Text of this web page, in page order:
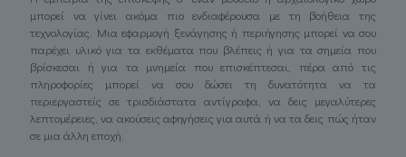
μπορεί να γίνει ακόμα πιο ενδιαφέρουσα με τη βοήθεια της
τεχνολογίας. Μια εφαρμογή ξενάγησης ή περιήγησης μπορεί να σου
παρέχει υλικό για τα εκθέματα που βλέπεις ή για τα σημεία που
βρίσκεσαι ή για τα μνημεία που επισκέπτεσαι, πέρα από τις
πληροφορίες μπορεί να σου δώσει τη δυνατότητα να τα
περιεργαστείς σε τρισδιάστατα αντίγραφα, να δεις μεγαλύτερες
λεπτομέρειες, να ακούσεις αφηγήσεις για αυτά ή να τα δεις πώς ήταν
σε μια άλλη εποχή.